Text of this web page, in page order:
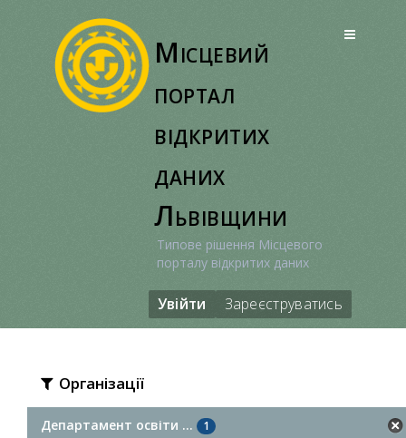
Місцевий
портал
відкритих
даних
Львівщини
Типове рішення Місцевого
порталу відкритих даних
Увійти Зареєструватись
Організації
Департамент освіти ... 1